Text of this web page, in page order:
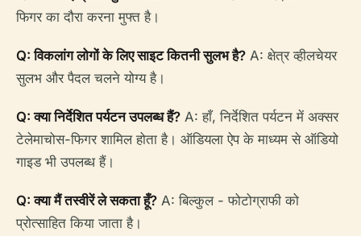
फिगर का दौरा करना मुफ्त है।
Q: विकलांग लोगों के लिए साइट कितनी सुलभ है? A: क्षेत्र व्हीलचेयर
सुलभ और पैदल चलने योग्य है।
Q: क्या निर्देशित पर्यटन उपलब्ध हैं? A: हाँ, निर्देशित पर्यटन में अक्सर
टेलेमाचोस-फिगर शामिल होता है। ऑडियला ऐप के माध्यम से ऑडियो
गाइड भी उपलब्ध हैं।
Q: क्या मैं तस्वीरें ले सकता हूँ? A: बिल्कुल - फोटोग्राफी को
प्रोत्साहित किया जाता है।